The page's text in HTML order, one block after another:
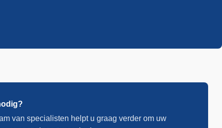
van specialisten helpt u graag verder om uw